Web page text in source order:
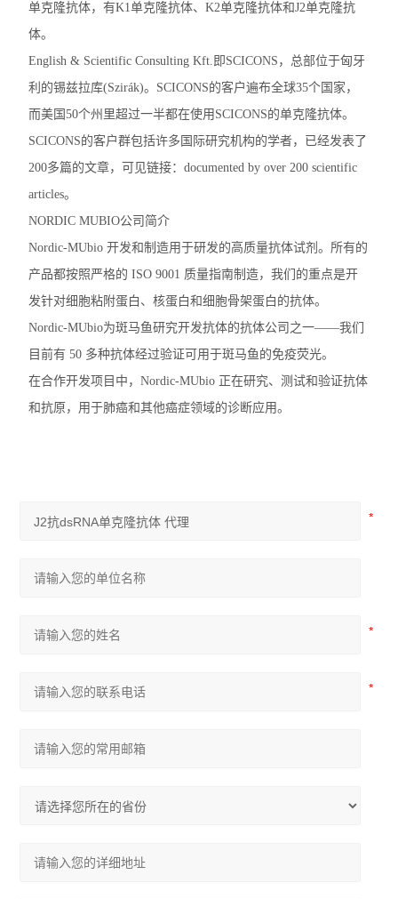
单克隆抗体，有K1单克隆抗体、K2单克隆抗体和J2单克隆抗
体。
English & Scientific Consulting Kft.即SCICONS，总部位于匈牙
利的锡兹拉库(Szirák)。SCICONS的客户遍布全球35个国家，
而美国50个州里超过一半都在使用SCICONS的单克隆抗体。
SCICONS的客户群包括许多国际研究机构的学者，已经发表了
200多篇的文章，可见链接：documented by over 200 scientific
articles。
NORDIC MUBIO公司简介
Nordic-MUbio 开发和制造用于研发的高质量抗体试剂。所有的
产品都按照严格的 ISO 9001 质量指南制造，我们的重点是开
发针对细胞粘附蛋白、核蛋白和细胞骨架蛋白的抗体。
Nordic-MUbio为斑马鱼研究开发抗体的抗体公司之一——我们
目前有 50 多种抗体经过验证可用于斑马鱼的免疫荧光。
在合作开发项目中，Nordic-MUbio 正在研究、测试和验证抗体
和抗原，用于肺癌和其他癌症领域的诊断应用。